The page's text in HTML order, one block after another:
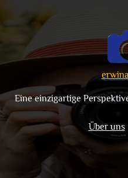
Eine einzigartige
Über uns